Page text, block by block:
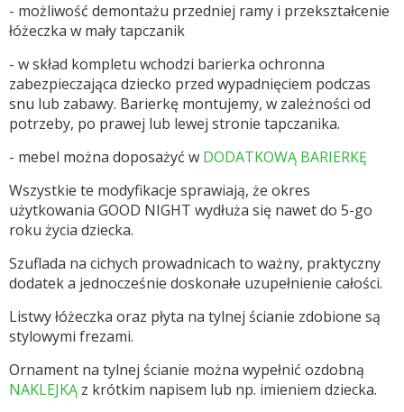
- możliwość demontażu przedniej ramy i przekształcenie
łóżeczka w mały tapczanik
- w skład kompletu wchodzi barierka ochronna
zabezpieczająca dziecko przed wypadnięciem podczas
snu lub zabawy. Barierkę montujemy, w zależności od
potrzeby, po prawej lub lewej stronie tapczanika.
- mebel można doposażyć w DODATKOWĄ BARIERKĘ
Wszystkie te modyfikacje sprawiają, że okres
użytkowania GOOD NIGHT wydłuża się nawet do 5-go
roku życia dziecka.
Szuflada na cichych prowadnicach to ważny, praktyczny
dodatek a jednocześnie doskonałe uzupełnienie całości.
Listwy łóżeczka oraz płyta na tylnej ścianie zdobione są
stylowymi frezami.
Ornament na tylnej ścianie można wypełnić ozdobną
NAKLEJKĄ z krótkim napisem lub np. imieniem dziecka.